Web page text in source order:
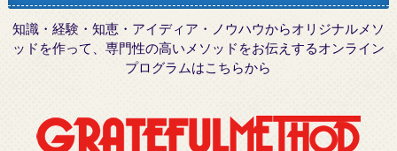
知識・経験・知恵・アイディア・ノウハウからオリジナルメソ
ッドを作って、専門性の高いメソッドをお伝えするオンライン
プログラムはこちらから